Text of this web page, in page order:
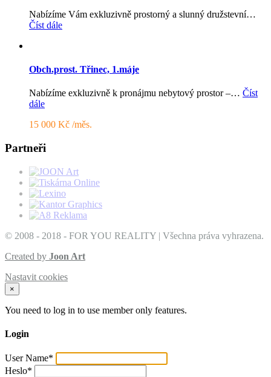
Nabízíme Vám exkluzivně prostorný a slunný družstevní…
Číst dále
Obch.prost. Třinec, 1.máje
Nabízíme exkluzivně k pronájmu nebytový prostor –… Číst
dále
15 000 Kč /měs.
Partneři
© 2008 - 2018 - FOR YOU REALITY | Všechna práva vyhrazena.
Created by Joon Art
Nastavit cookies
×
You need to log in to use member only features.
Login
User Name*
Heslo*